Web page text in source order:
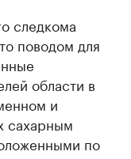
следкома
поводом для
области в
и
сахарным
по